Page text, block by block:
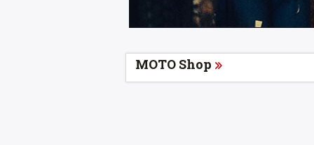
MOTO Shop